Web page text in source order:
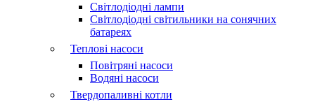
Світлодіодні лампи
Світлодіодні світильники на сонячних
батареях
Теплові насоси
Повітряні насоси
Водяні насоси
Твердопаливні котли